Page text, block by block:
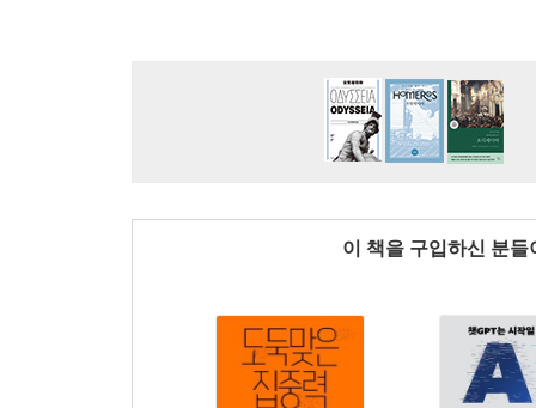
이 책을 구입하신 분